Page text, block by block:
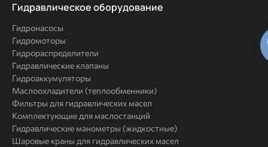
Комплексные
Гидравлическое оборудование
Гидронасосы
Гидромоторы
Гидрораспределители
Гидравлические клапаны
Гидроаккумуляторы
Маслоохладители (теплообменники)
Фильтры для гидравлических масел
Комплектующие для маслостанций
Гидравлические манометры (жидкостные)
Шаровые краны для гидравлических масел